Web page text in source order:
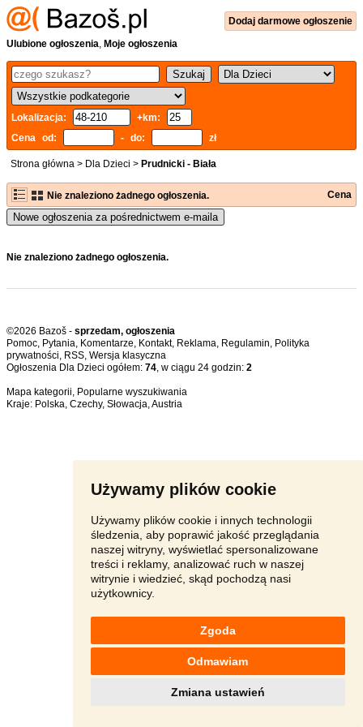
Używamy plików cookie
Używamy plików cookie i innych technologii
śledzenia, aby poprawić jakość przeglądania
naszej witryny, wyświetlać spersonalizowane
treści i reklamy, analizować ruch w naszej
witrynie i wiedzieć, skąd pochodzą nasi
użytkownicy.
Zgoda
Odmawiam
Zmiana ustawień
Dodaj darmowe ogłoszenie
Ulubione ogłoszenia, Moje ogłoszenia
Lokalizacja:
+km:
Cena od:
- do: zł
Strona główna > Dla Dzieci > Prudnicki - Biała
Nie znaleziono żadnego ogłoszenia. Cena
Nowe ogłoszenia za pośrednictwem e-maila
Nie znaleziono żadnego ogłoszenia.
©2026 Bazoš - sprzedam, ogłoszenia
Pomoc, Pytania, Komentarze, Kontakt, Reklama, Regulamin, Polityka
prywatności, RSS,
Ogłoszenia Dla Dzieci ogółem: 74, w ciągu 24 godzin: 2
Mapa kategorii, Popularne wyszukiwania
Kraje: Polska, Czechy, Słowacja,Austria